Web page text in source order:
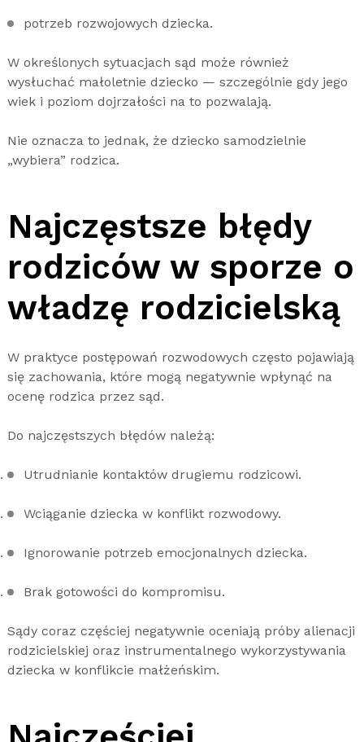
potrzeb rozwojowych dziecka.
W określonych sytuacjach sąd może również
wysłuchać małoletnie dziecko — szczególnie gdy jego
wiek i poziom dojrzałości na to pozwalają.
Nie oznacza to jednak, że dziecko samodzielnie
„wybiera” rodzica.
Najczęstsze błędy
rodziców w sporze o
władzę rodzicielską
W praktyce postępowań rozwodowych często pojawiają
się zachowania, które mogą negatywnie wpłynąć na
ocenę rodzica przez sąd.
Do najczęstszych błędów należą:
Utrudnianie kontaktów drugiemu rodzicowi.
Wciąganie dziecka w konflikt rozwodowy.
Ignorowanie potrzeb emocjonalnych dziecka.
Brak gotowości do kompromisu.
Sądy coraz częściej negatywnie oceniają próby alienacji
rodzicielskiej oraz instrumentalnego wykorzystywania
dziecka w konflikcie małżeńskim.